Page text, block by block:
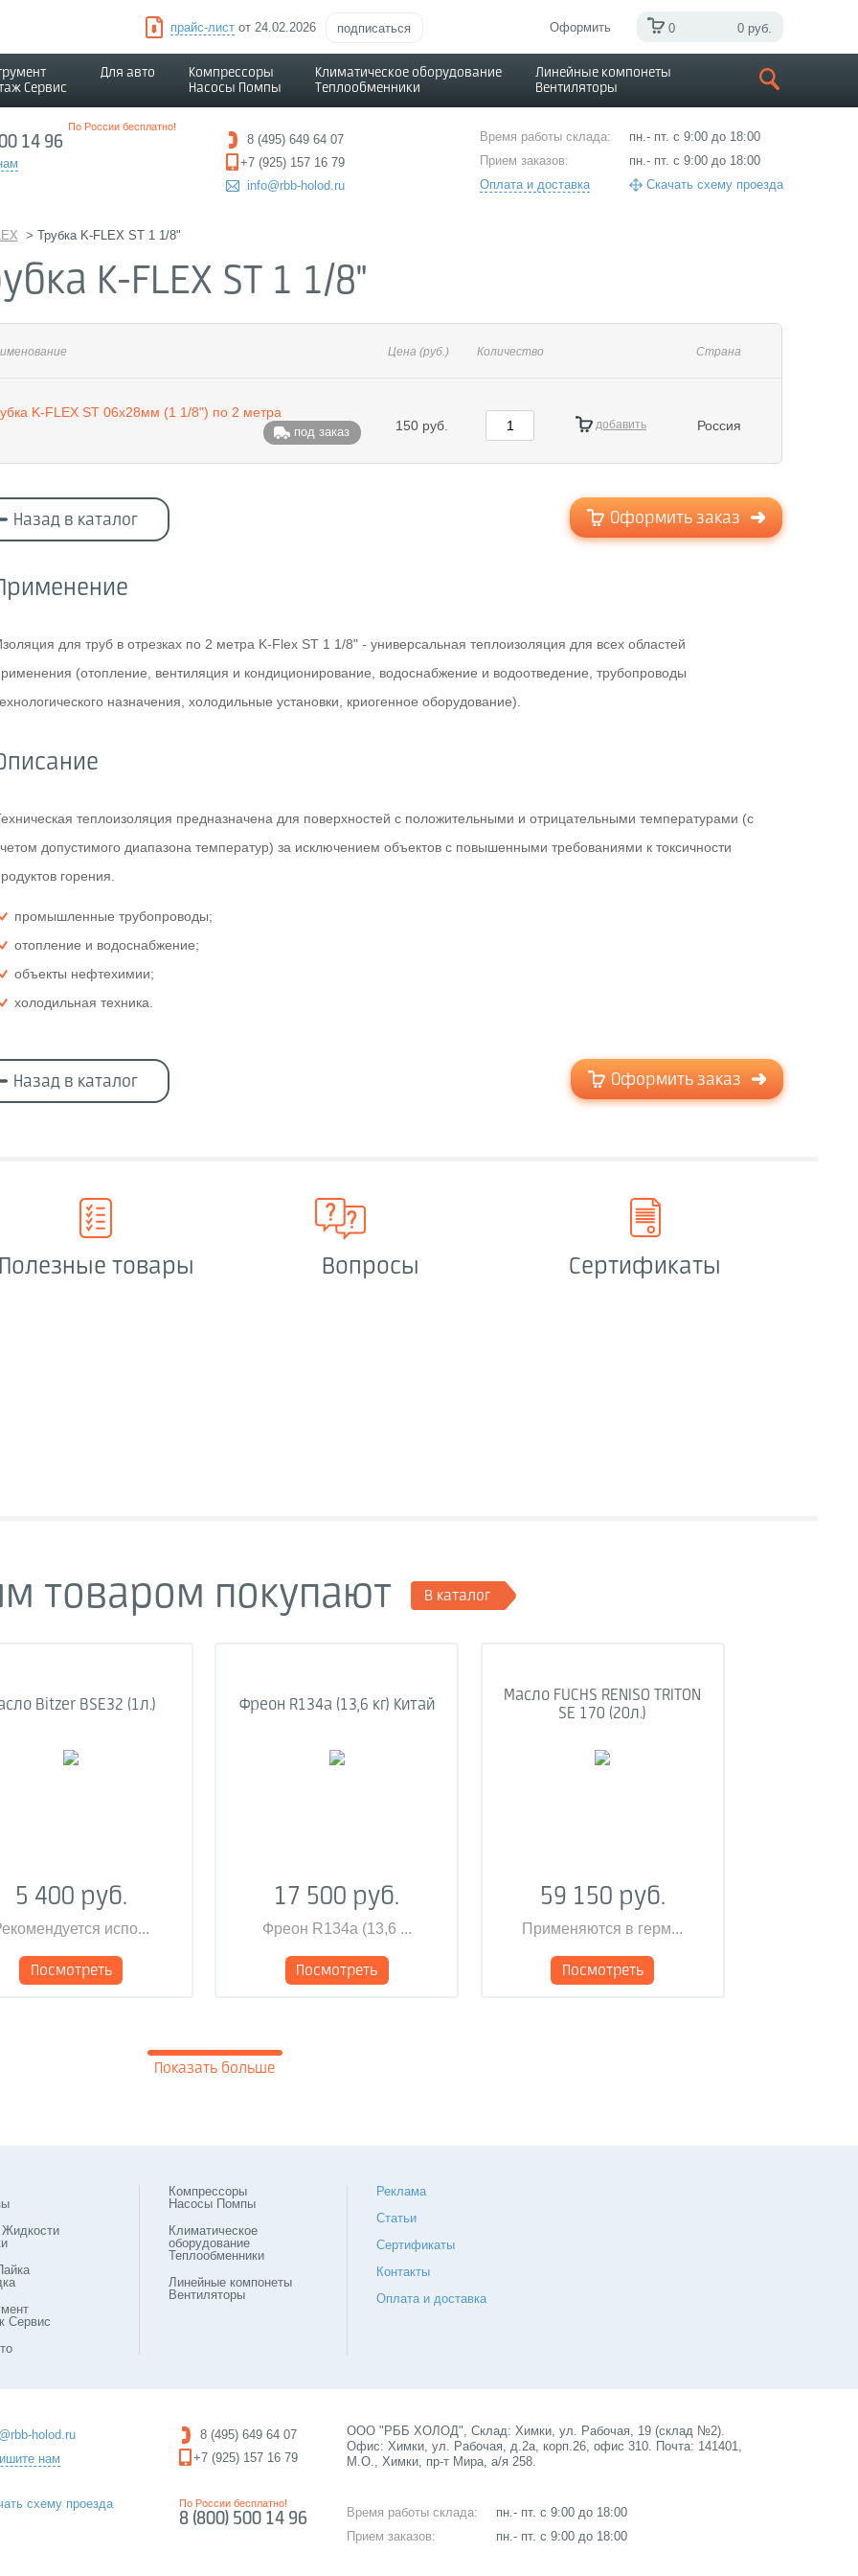
прайс-листот 24.02.2026 подписаться Оформить 0 0 руб.
Сервис
Для авто
Компрессоры
Насосы Помпы
Климатическое оборудование
Теплообменники
Линейные компонеты
Вентиляторы
14 96
По России бесплатно!
8 (495) 649 64 07
+7 (925) 157 16 79
info@rbb-holod.ru
Время работы склада:
Прием заказов:
Оплата и доставка
пн.- пт. с 9:00 до 18:00
пн.- пт. с 9:00 до 18:00
Скачать схему проезда
> Трубка K-FLEX ST 1 1/8"
K-FLEX ST 1 1/8"
Цена (руб.) Количество Страна
K-FLEX ST 06х28мм (1 1/8") по 2 метра
под заказ 150 руб. добавить Россия
Назад в каталог Оформить заказ
для труб в отрезках по 2 метра K-Flex ST 1 1/8" - универсальная теплоизоляция для всех областей
(отопление, вентиляция и кондиционирование, водоснабжение и водоотведение, трубопроводы
назначения, холодильные установки, криогенное оборудование).
теплоизоляция предназначена для поверхностей с положительными и отрицательными температурами (с
допустимого диапазона температур) за исключением объектов с повышенными требованиями к токсичности
горения.
промышленные трубопроводы;
отопление и водоснабжение;
объекты нефтехимии;
холодильная техника.
Назад в каталог Оформить заказ
товары Вопросы Сертификаты
товаром покупают В каталог
Bitzer BSE32 (1л.)
5 400 руб.
испо...
Посмотреть
Фреон R134a (13,6 кг) Китай
17 500 руб.
Фреон R134a (13,6 ...
Посмотреть
Масло FUCHS RENISO TRITON
SE 170 (20л.)
59 150 руб.
Применяются в герм...
Посмотреть
Показать больше
Сервис
Компрессоры
Насосы Помпы
Климатическое
оборудование
Теплообменники
Линейные компонеты
Вентиляторы
Реклама
Статьи
Сертификаты
Контакты
Оплата и доставка
holod.ru
нам
схему проезда
8 (495) 649 64 07
+7 (925) 157 16 79
8 (800) 500 14 96
По России бесплатно!
ООО "РББ ХОЛОД", Склад: Химки, ул. Рабочая, 19 (склад №2).
Офис: Химки, ул. Рабочая, д.2а, корп.26, офис 310. Почта: 141401,
М.О., Химки, пр-т Мира, а/я 258.
Время работы склада:
Прием заказов:
пн.- пт. с 9:00 до 18:00
пн.- пт. с 9:00 до 18:00